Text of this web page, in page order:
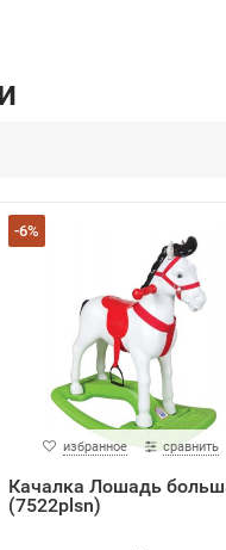
-6%
избранное сравнить
Качалка Лошадь
(7522plsn)